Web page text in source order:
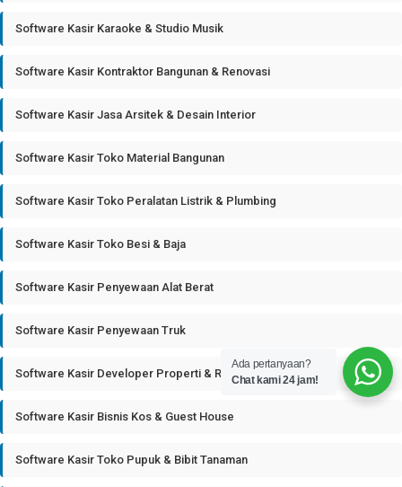
Software Kasir Karaoke & Studio Musik
Software Kasir Kontraktor Bangunan & Renovasi
Software Kasir Jasa Arsitek & Desain Interior
Software Kasir Toko Material Bangunan
Software Kasir Toko Peralatan Listrik & Plumbing
Software Kasir Toko Besi & Baja
Software Kasir Penyewaan Alat Berat
Software Kasir Penyewaan Truk
Software Kasir Developer Properti & Real Estate
Software Kasir Bisnis Kos & Guest House
Software Kasir Toko Pupuk & Bibit Tanaman
Ada pertanyaan?
Chat kami 24 jam!